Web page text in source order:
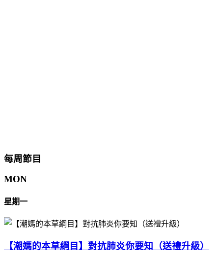
每周節目
MON
星期一
【潮媽的本草綱目】對抗肺炎你要知（送禮升級）